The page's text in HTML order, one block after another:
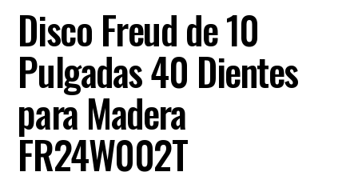
Disco Freud de 10
Pulgadas 40 Dientes
para Madera
FR24W002T